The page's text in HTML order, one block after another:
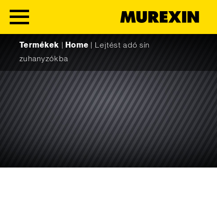
Termékek
Home
Lejtést adó sín
zuhanyzókba